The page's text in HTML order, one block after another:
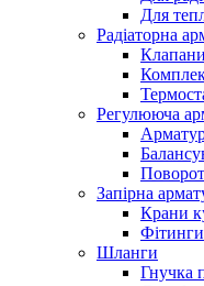
Для
Радіаторна
Клапани
Регулююча
Запірна
Крани
Фітинги
Шланги
Гнучка